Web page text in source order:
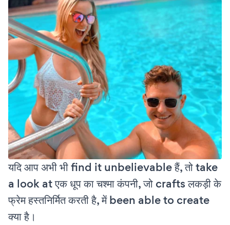
यदि आप अभी भी find it unbelievable हैं, तो take
a look at एक धूप का चश्मा कंपनी, जो crafts लकड़ी के
फ्रेम हस्तनिर्मित करती है, में been able to create
क्या है।